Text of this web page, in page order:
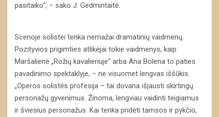
pasitaiko“, – sako J. Gedmintaitė.
Scenoje solistei tenka nemažai dramatinių vaidmenų.
Pozityvios prigimties atlikėjai tokie vaidmenys, kaip
Maršalienė „Rožių kavalieriuje“ arba Ana Bolena to paties
pavadinimo spektaklyje, – ne visuomet lengvas iššūkis.
„Operos solistės profesija – tai dovana išjausti skirtingų
personažų gyvenimus. Žinoma, lengviau vaidinti teigiamus
ir šviesius personažus. Kai tenka pridėti tamsos ir pykčio,